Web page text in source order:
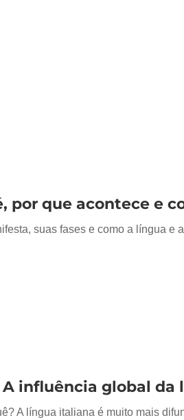
por que acontece e
suas fases e como a língua e
influência global da
A língua italiana é muito mais